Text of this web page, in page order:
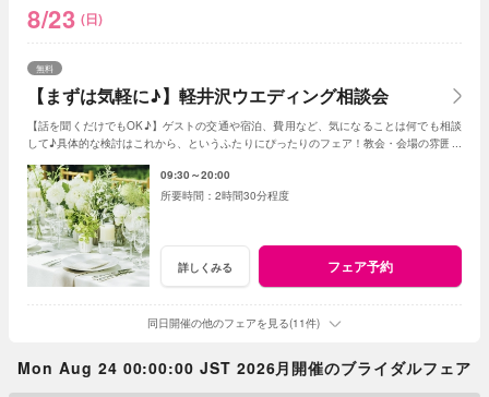
8/23 (日)
【まずは気軽に♪】軽井沢ウエディング相談会
無料
【話を聞くだけでもOK♪】ゲストの交通や宿泊、費用など、気になることは何でも相談
して♪具体的な検討はこれから、というふたりにぴったりのフェア！教会・会場の雰囲気
09:30～20:00
2時間30分程度
詳しくみる フェア予約
同日開催の他のフェアを見る(11件)
Mon Aug 24 00:00:00 JST 2026月開催のブライダルフェア